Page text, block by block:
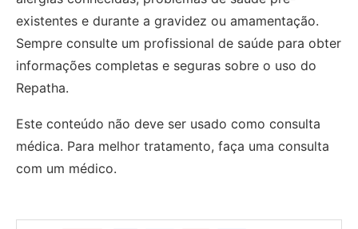
existentes e durante a gravidez ou amamentação.
Sempre consulte um profissional de saúde para obter
informações completas e seguras sobre o uso do
Repatha.
Este conteúdo não deve ser usado como consulta
médica. Para melhor tratamento, faça uma consulta
com um médico.